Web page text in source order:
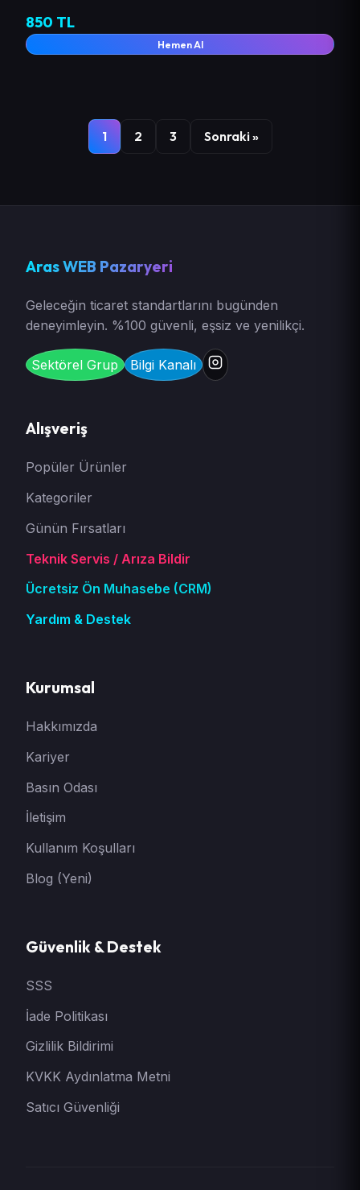
850 TL
Hemen Al
1 2 3 Sonraki »
Aras WEB Pazaryeri
Geleceğin ticaret standartlarını bugünden
deneyimleyin. %100 güvenli, eşsiz ve yenilikçi.
Sektörel Grup Bilgi Kanalı
Alışveriş
Popüler Ürünler
Kategoriler
Günün Fırsatları
Teknik Servis / Arıza Bildir
Ücretsiz Ön Muhasebe (CRM)
Yardım & Destek
Kurumsal
Hakkımızda
Kariyer
Basın Odası
İletişim
Kullanım Koşulları
Blog (Yeni)
Güvenlik & Destek
SSS
İade Politikası
Gizlilik Bildirimi
KVKK Aydınlatma Metni
Satıcı Güvenliği